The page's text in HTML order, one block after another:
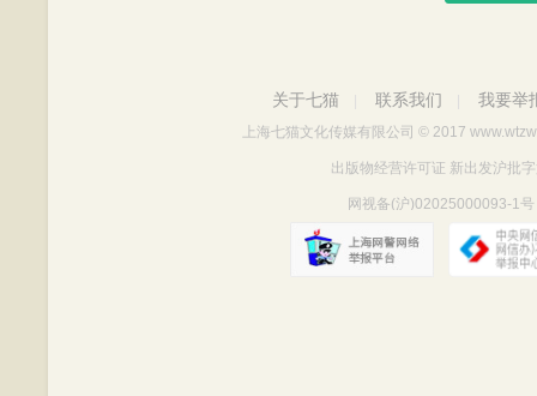
关于七猫 联系我们 我要举
上海七猫文化传媒有限公司 © 2017
出版物经营许可证 新出发沪批
网视备(沪)02025000093-1